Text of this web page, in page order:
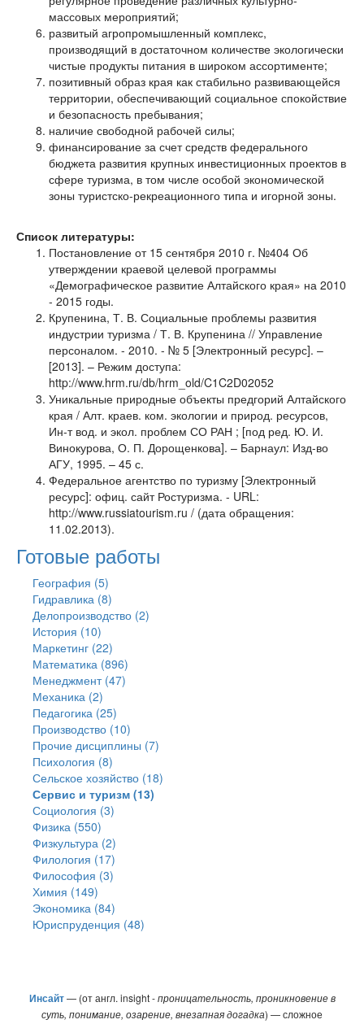
массовых мероприятий;
развитый агропромышленный комплекс,
производящий в достаточном количестве экологически
чистые продукты питания в широком ассортименте;
позитивный образ края как стабильно развивающейся
территории, обеспечивающий социальное спокойствие
и безопасность пребывания;
наличие свободной рабочей силы;
финансирование за счет средств федерального
бюджета развития крупных инвестиционных проектов в
сфере туризма, в том числе особой экономической
зоны туристско-рекреационного типа и игорной зоны.
Список литературы:
Постановление от 15 сентября 2010 г. №404 Об
утверждении краевой целевой программы
«Демографическое развитие Алтайского края» на 2010
- 2015 годы.
Крупенина, Т. В. Социальные проблемы развития
индустрии туризма / Т. В. Крупенина // Управление
персоналом. - 2010. - № 5 [Электронный ресурс]. –
[2013]. – Режим доступа:
http://www.hrm.ru/db/hrm_old/C1C2D02052
Уникальные природные объекты предгорий Алтайского
края / Алт. краев. ком. экологии и природ. ресурсов,
Ин-т вод. и экол. проблем СО РАН ; [под ред. Ю. И.
Винокурова, О. П. Дорощенкова]. – Барнаул: Изд-во
АГУ, 1995. – 45 с.
Федеральное агентство по туризму [Электронный
ресурс]: офиц. сайт Ростуризма. - URL:
http://www.russiatourism.ru / (дата обращения:
11.02.2013).
Готовые работы
География (5)
Гидравлика (8)
Делопроизводство (2)
История (10)
Маркетинг (22)
Математика (896)
Менеджмент (47)
Механика (2)
Педагогика (25)
Производство (10)
Прочие дисциплины (7)
Психология (8)
Сельское хозяйство (18)
Сервис и туризм (13)
Социология (3)
Физика (550)
Физкультура (2)
Филология (17)
Философия (3)
Химия (149)
Экономика (84)
Юриспруденция (48)
Инсайт — (от англ. insight -проницательность, проникновение в
суть, понимание, озарение, внезапная догадка) — сложное